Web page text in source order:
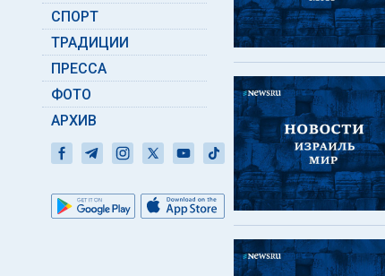
СПОРТ
ТРАДИЦИИ
ПРЕССА
ФОТО
АРХИВ